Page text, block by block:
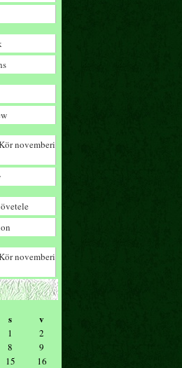
novemberi
novemberi
s v
1
2
8
9
15
16